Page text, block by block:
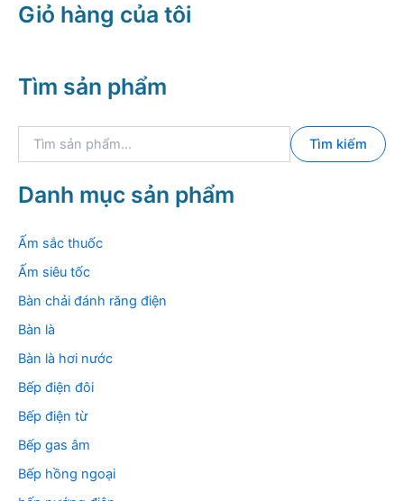
Giỏ hàng của tôi
Tìm sản phẩm
k
i
m
Tìm kiếm
Danh mục sản phẩm
Ấm sắc thuốc
Ấm siêu tốc
Bàn chải đánh răng điện
Bàn là
Bàn là hơi nước
Bếp điện đôi
Bếp điện từ
Bếp gas âm
Bếp hồng ngoại